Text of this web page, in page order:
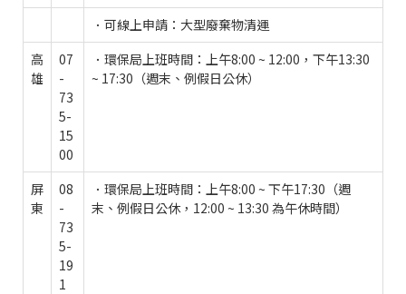
．可線上申請：大型廢棄物清運
高
雄
07
-
73
5-
15
00
．環保局上班時間：上午8:00 ~ 12:00，下午13:30
~ 17:30（週末、例假日公休）
屏
東
08
-
73
5-
19
1
．環保局上班時間：上午8:00 ~ 下午17:30（週
末、例假日公休，12:00 ~ 13:30 為午休時間）